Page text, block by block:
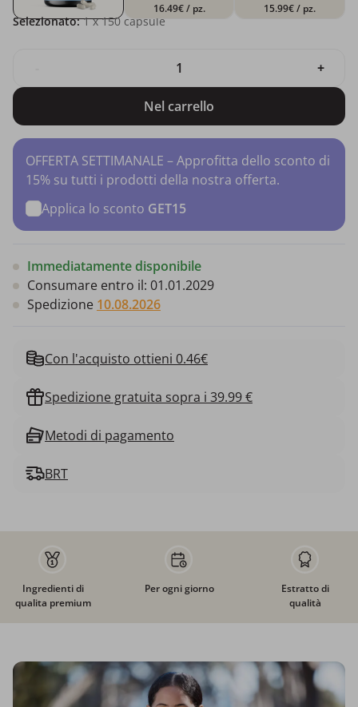
16.49€/ pz. 15.99€/ pz.
Selezionato: 1x 150 capsule
+
Nel carrello
OFFERTA SETTIMANALE – Approfitta dello sconto di
15% su tutti i prodotti della nostra offerta.
Applica lo sconto GET15
Immediatamente disponibile
Consumare entro il: 01.01.2029
Spedizione 10.08.2026
Con l'acquisto ottieni 0.46€
Spedizione gratuita sopra i 39.99 €
Metodi di pagamento
BRT
Ingredienti di
qualita premium
Per ogni giorno
Estratto di
qualità